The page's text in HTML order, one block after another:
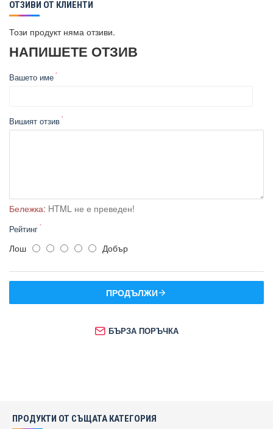
ОТЗИВИ ОТ КЛИЕНТИ
Този продукт няма отзиви.
НАПИШЕТЕ ОТЗИВ
Вашето име
Вишият отзив
Бележка: HTML не е преведен!
Рейтинг
Лош Добър
ПРОДЪЛЖИ
БЪРЗА ПОРЪЧКА
ПРОДУКТИ ОТ СЪЩАТА КАТЕГОРИЯ